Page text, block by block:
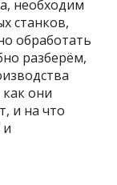
необходим
станков,
обработать
разберём,
они
и на что